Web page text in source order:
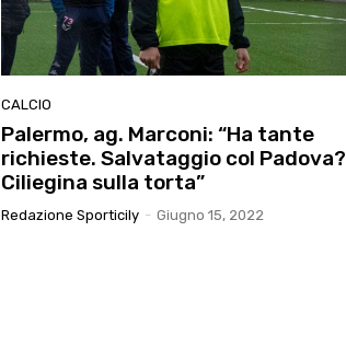
CALCIO
Palermo, ag. Marconi: “Ha tante
richieste. Salvataggio col Padova?
Ciliegina sulla torta”
Redazione Sporticily - Giugno 15, 2022